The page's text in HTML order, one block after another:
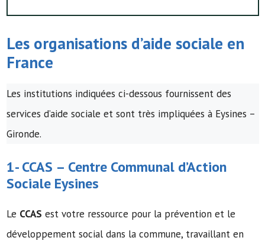
Les organisations d’aide sociale en
France
Les institutions indiquées ci-dessous fournissent des
services d’aide sociale et sont très impliquées à Eysines –
Gironde.
1-CCAS – Centre Communal d’Action
Sociale Eysines
Le CCAS est votre ressource pour la prévention et le
développement social dans la commune, travaillant en